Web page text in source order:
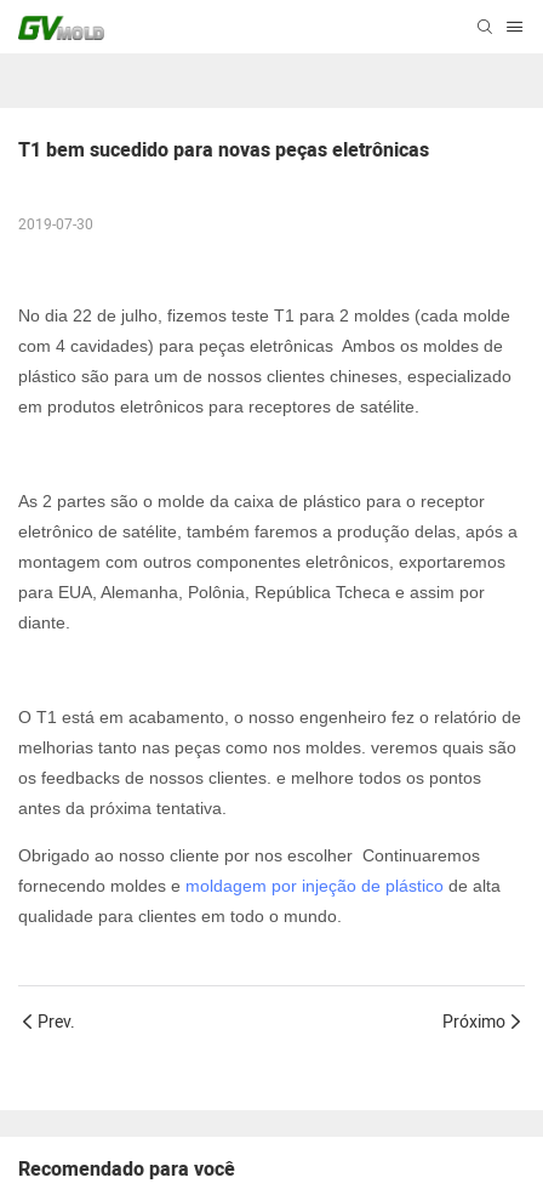
T1 bem sucedido para novas peças eletrônicas
2019-07-30
No dia 22 de julho, fizemos teste T1 para 2 moldes (cada molde
com 4 cavidades) para peças eletrônicas Ambos os moldes de
plástico são para um de nossos clientes chineses, especializado
em produtos eletrônicos para receptores de satélite.
As 2 partes são o molde da caixa de plástico para o receptor
eletrônico de satélite, também faremos a produção delas, após a
montagem com outros componentes eletrônicos, exportaremos
para EUA, Alemanha, Polônia, República Tcheca e assim por
diante.
O T1 está em acabamento, o nosso engenheiro fez o relatório de
melhorias tanto nas peças como nos moldes. veremos quais são
os feedbacks de nossos clientes. e melhore todos os pontos
antes da próxima tentativa.
Obrigado ao nosso cliente por nos escolher Continuaremos
fornecendo moldes e moldagem por injeção de plástico de alta
qualidade para clientes em todo o mundo.
Prev. Próximo
Recomendado para você